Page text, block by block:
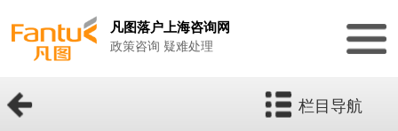
凡图落户上海咨询网
政策咨询 疑难处理
栏目导航